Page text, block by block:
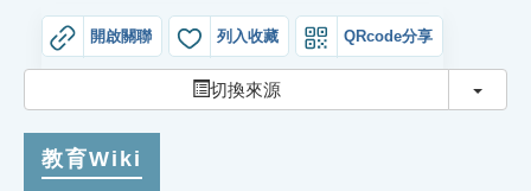
網站導覽
生字詞彙表
成語故事
開啟關聯 列入收藏 QRcode分享
切換來源 切換
教育Wiki